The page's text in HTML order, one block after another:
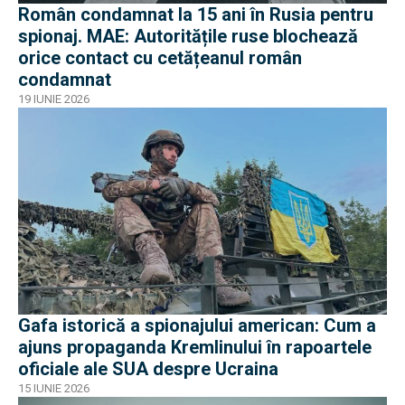
Român condamnat la 15 ani în Rusia pentru
spionaj. MAE: Autoritățile ruse blochează
orice contact cu cetățeanul român
condamnat
19 IUNIE 2026
Gafa istorică a spionajului american: Cum a
ajuns propaganda Kremlinului în rapoartele
oficiale ale SUA despre Ucraina
15 IUNIE 2026